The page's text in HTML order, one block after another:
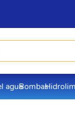
aguaBombas